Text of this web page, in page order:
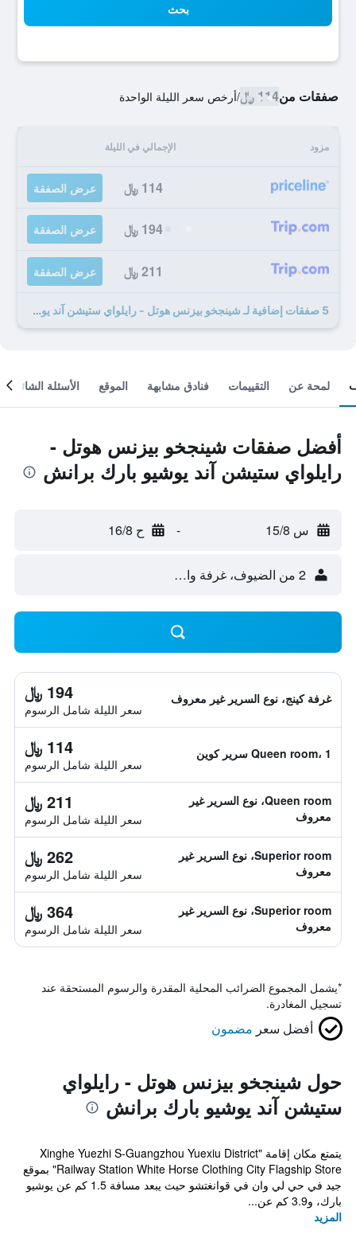
بحث
صفقات من114 ﷼ /أرخص سعر الليلة الواحدة
مزود الإجمالي في الليلة
114 ﷼ عرض الصفقة
194 ﷼ عرض الصفقة
211 ﷼ عرض الصفقة
5 صفقات إضافية لـ شينجخو بيزنس هوتل - رايلواي ستيشن آند يوشيو بارك برانش
لمحة عن التقييمات فنادق مشابهة الموقع الأسئلة الشائعة
أفضل صفقات شينجخو بيزنس هوتل -
رايلواي ستيشن آند يوشيو بارك برانش
س 15/8 - ح 16/8
2 من الضيوف، غرفة واحدة
غرفة كينج، نوع السرير غير معروف 194 ﷼
سعر الليلة شامل الرسوم
Queen room، 1 سرير كوين 114 ﷼
سعر الليلة شامل الرسوم
Queen room، نوع السرير غير
معروف
211 ﷼
سعر الليلة شامل الرسوم
Superior room، نوع السرير غير
معروف
262 ﷼
سعر الليلة شامل الرسوم
Superior room، نوع السرير غير
معروف
364 ﷼
سعر الليلة شامل الرسوم
*يشمل المجموع الضرائب المحلية المقدرة والرسوم المستحقة عند
تسجيل المغادرة.
أفضل سعر مضمون
حول شينجخو بيزنس هوتل - رايلواي
ستيشن آند يوشيو بارك برانش
يتمتع مكان إقامة "Xinghe Yuezhi S-Guangzhou Yuexiu District
Railway Station White Horse Clothing City Flagship Store" بموقع
جيد في حي لي وان في قوانغتشو حيث يبعد مسافة 1.5 كم عن يوشيو
بارك، و3.9 كم عن...
المزيد